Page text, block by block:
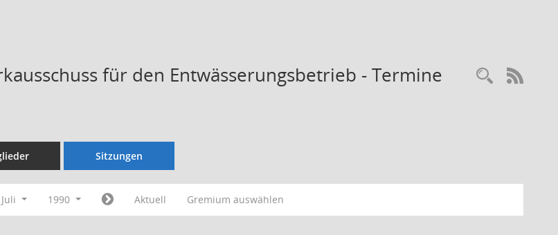
für den Entwässerungsbetrieb - Termine
Sitzungen
Juli 1990 Aktuell Gremium auswählen